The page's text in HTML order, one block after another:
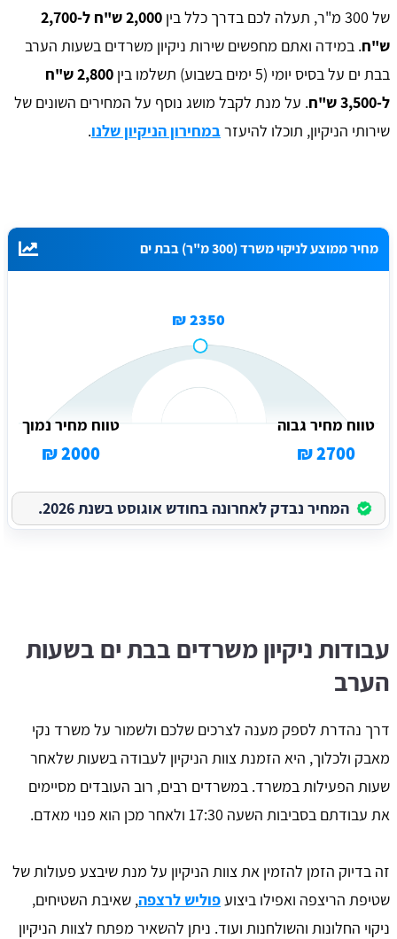
של 300 מ"ר, תעלה לכם בדרך כלל בין
2,000 ש"ח ל-2,700
ש"ח. במידה ואתם מחפשים שירות ניקיון משרדים בשעות הערב
בבת ים על בסיס יומי (5 ימים בשבוע) תשלמו בין
2,800 ש"ח
ל-3,500 ש"ח
. על מנת לקבל מושג נוסף על המחירים השונים של
שירותי הניקיון, תוכלו להיעזרבמחירון הניקיון שלנו.
מחיר ממוצע לניקוי משרד (300 מ"ר) בבת ים
2350 ₪
טווח מחיר גבוה
2700 ₪
טווח מחיר נמוך
2000 ₪
המחיר נבדק לאחרונה בחודש אוגוסט בשנת 2026.
עבודות ניקיון משרדים בבת ים בשעות
הערב
דרך נהדרת לספק מענה לצרכים שלכם ולשמור על משרד נקי
מאבק ולכלוך, היא הזמנת צוות הניקיון לעבודה בשעות שלאחר
שעות הפעילות במשרד. במשרדים רבים, רוב העובדים מסיימים
את עבודתם בסביבות השעה 17:30 ולאחר מכן הוא פנוי מאדם.
זה בדיוק הזמן להזמין את צוות הניקיון על מנת שיבצע פעולות של
שטיפת הריצפה ואפילו ביצועפוליש לרצפה, שאיבת השטיחים,
ניקוי החלונות והשולחנות ועוד. ניתן להשאיר מפתח לצוות הניקיון